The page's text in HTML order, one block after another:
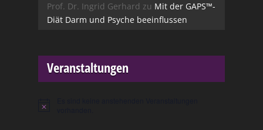
Prof. Dr. Ingrid Gerhard zu Mit der GAPS™-
Diät Darm und Psyche beeinflussen
Veranstaltungen
Hinweis